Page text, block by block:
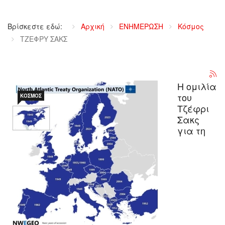
Βρίσκεστε εδώ: Αρχική ΕΝΗΜΕΡΩΣΗ
Κόσμος
ΤΖΕΦΡΥ ΣΑΚΣ
ΚΌΣΜΟΣ
Η ομιλία
του
Τζέφρι
Σακς
για τη